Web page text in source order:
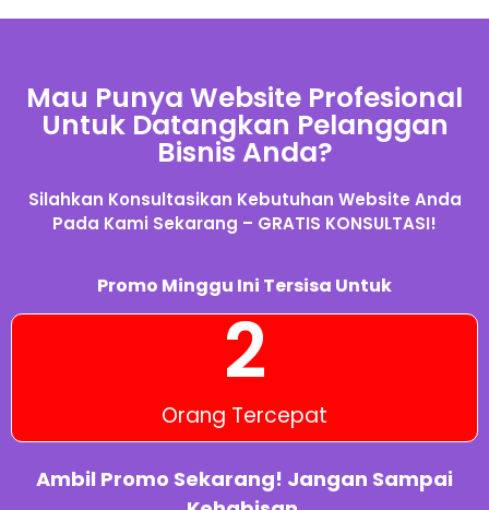
Mau Punya Website Profesional
Untuk Datangkan Pelanggan
Bisnis Anda?
Silahkan Konsultasikan Kebutuhan Website Anda
Pada Kami Sekarang – GRATIS KONSULTASI!
Promo Minggu Ini Tersisa Untuk
Orang Tercepat
2
Ambil Promo Sekarang! Jangan Sampai